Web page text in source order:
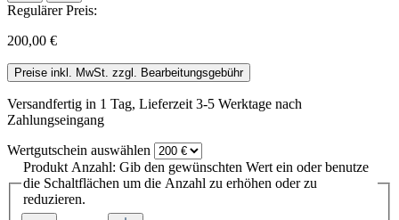
Regulärer Preis:
200,00 €
Preise inkl. MwSt. zzgl. Bearbeitungsgebühr
Versandfertig in 1 Tag, Lieferzeit 3-5 Werktage nach
Zahlungseingang
Wertgutschein auswählen
Produkt Anzahl: Gib den gewünschten Wert ein oder benutze
die Schaltflächen um die Anzahl zu erhöhen oder zu
reduzieren.